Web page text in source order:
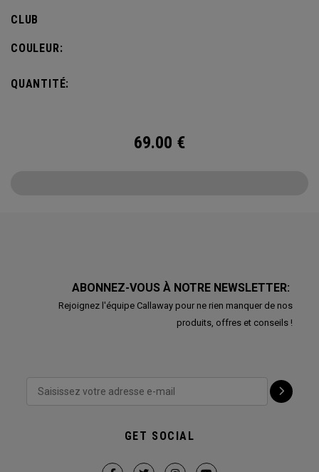
CLUB
COULEUR:
QUANTITÉ:
69.00 €
ABONNEZ-VOUS À NOTRE NEWSLETTER:
Rejoignez l'équipe Callaway pour ne rien manquer de nos
produits, offres et conseils !
GET SOCIAL